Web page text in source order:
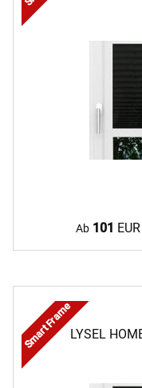
Ab 101 EUR
LYSEL
Smart Frame